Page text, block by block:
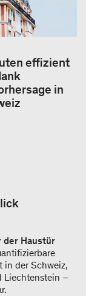
effizient
in
der Haustür
in der Schweiz,
Liechtenstein –